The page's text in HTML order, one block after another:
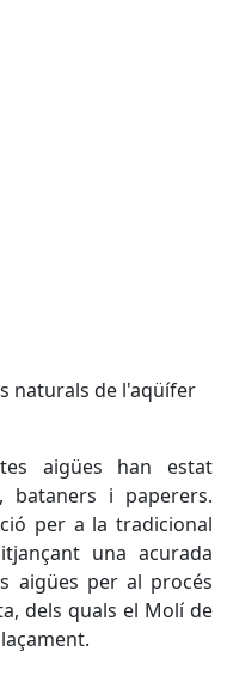
naturals de l'aqüífer
aigües han estat
bataners i paperers.
per a la tradicional
una acurada
aigües per al procés
dels quals el Molí de